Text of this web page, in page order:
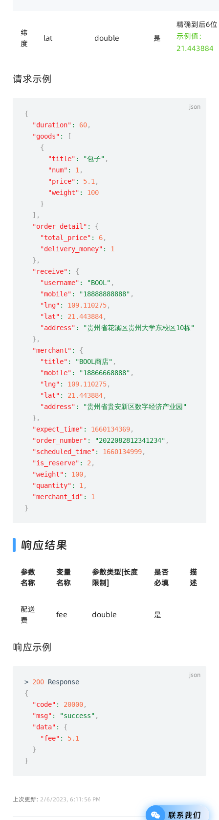
纬
度
lat double 是
精确到后6位
示例值：
21.443884
请求示例
{
"duration" : 60,
"goods" :
[
{
"title" : "包子" ,
"num" : 1 ,
"price" : 5.1 ,
"weight" :
100
}
] ,
"order_detail" :
{
"total_price" : 6,
"delivery_money" :
1
} ,
"receive" :
{
"username" : "BOOL" ,
"mobile" : "18888888888" ,
"lng" : 109.110275,
"lat" : 21.443884,
"address" :
"贵州省花溪区贵州大学东校区10栋"
} ,
"merchant" :
{
"title" : "BOOL商店" ,
"mobile" : "18866668888" ,
"lng" : 109.110275,
"lat" : 21.443884,
"address" :
"贵州省贵安新区数字经济产业园"
} ,
"expect_time" : 1660134369,
"order_number" : "2022082812341234" ,
"scheduled_time" : 1660134999,
"is_reserve" : 2 ,
"weight" : 100,
"quantity" : 1 ,
"merchant_id" :
1
}
响应结果
参数
名称
变量
名称
参数类型[长度
限制]
是否
必填
描
述
配送
费
fee double 是
响应示例
> 200
Response
{
"code" : 20000,
"msg" : "success" ,
"data" :
{
"fee" :
5.1
}
}
上次更新: 2/6/2023, 6:11:56 PM
联系我们